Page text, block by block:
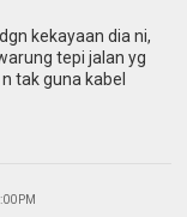
kekayaan dia ni,
tepi jalan yg
tak guna kabel
PM